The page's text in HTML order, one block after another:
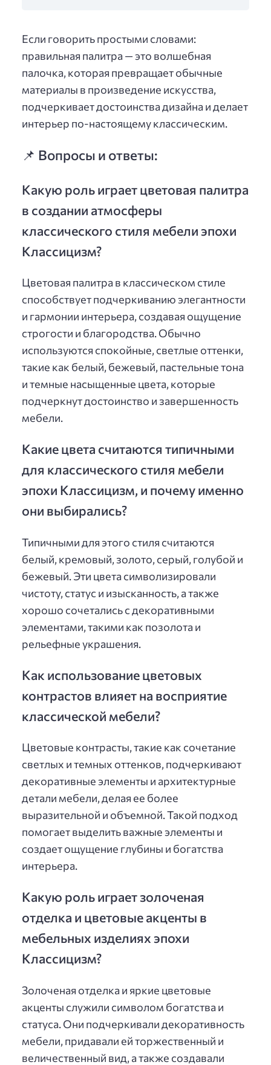
Если говорить простыми словами:
правильная палитра — это волшебная
палочка, которая превращает обычные
материалы в произведение искусства,
подчеркивает достоинства дизайна и делает
интерьер по-настоящему классическим.
📌 Вопросы и ответы:
Какую роль играет цветовая палитра
в создании атмосферы
классического стиля мебели эпохи
Классицизм?
Цветовая палитра в классическом стиле
способствует подчеркиванию элегантности
и гармонии интерьера, создавая ощущение
строгости и благородства. Обычно
используются спокойные, светлые оттенки,
такие как белый, бежевый, пастельные тона
и темные насыщенные цвета, которые
подчеркнут достоинство и завершенность
мебели.
Какие цвета считаются типичными
для классического стиля мебели
эпохи Классицизм, и почему именно
они выбирались?
Типичными для этого стиля считаются
белый, кремовый, золото, серый, голубой и
бежевый. Эти цвета символизировали
чистоту, статус и изысканность, а также
хорошо сочетались с декоративными
элементами, такими как позолота и
рельефные украшения.
Как использование цветовых
контрастов влияет на восприятие
классической мебели?
Цветовые контрасты, такие как сочетание
светлых и темных оттенков, подчеркивают
декоративные элементы и архитектурные
детали мебели, делая ее более
выразительной и объемной. Такой подход
помогает выделить важные элементы и
создает ощущение глубины и богатства
интерьера.
Какую роль играет золоченая
отделка и цветовые акценты в
мебельных изделиях эпохи
Классицизм?
Золоченая отделка и яркие цветовые
акценты служили символом богатства и
статуса. Они подчеркивали декоративность
мебели, придавали ей торжественный и
величественный вид, а также создавали